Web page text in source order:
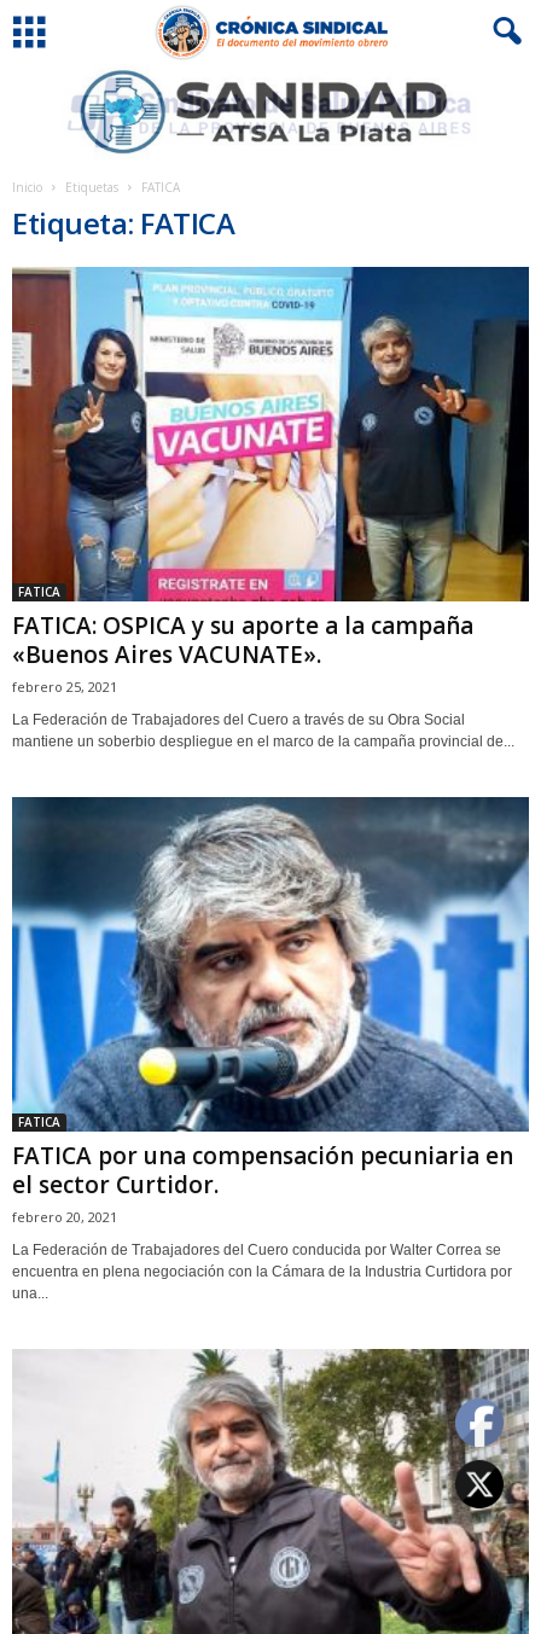
Inicio Etiquetas FATICA
Etiqueta: FATICA
FATICA
FATICA: OSPICA y su aporte a la campaña
«Buenos Aires VACUNATE».
febrero 25, 2021
La Federación de Trabajadores del Cuero a través de su Obra Social
mantiene un soberbio despliegue en el marco de la campaña provincial de...
FATICA
FATICA por una compensación pecuniaria en
el sector Curtidor.
febrero 20, 2021
La Federación de Trabajadores del Cuero conducida por Walter Correa se
encuentra en plena negociación con la Cámara de la Industria Curtidora por
una...